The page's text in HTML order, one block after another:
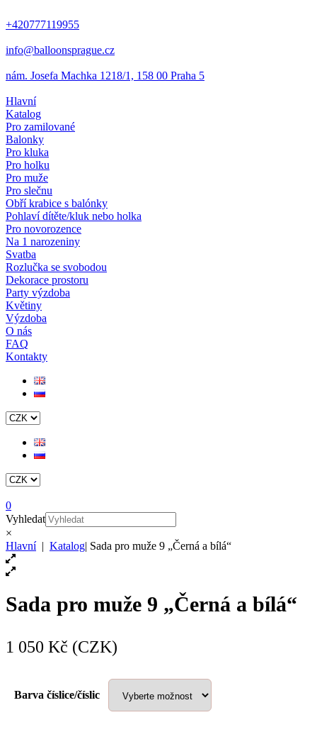
+420777119955
info@balloonsprague.cz
nám. Josefa Machka 1218/1, 158 00 Praha 5
Hlavní
Katalog
Pro zamilované
Balonky
Pro kluka
Pro holku
Pro muže
Pro slečnu
Obří krabice s balónky
Pohlaví dítěte/kluk nebo holka
Pro novorozence
Na 1 narozeniny
Svatba
Rozlučka se svobodou
Dekorace prostoru
Party výzdoba
Květiny
Výzdoba
O nás
FAQ
Kontakty
0
Vyhledat
×
Hlavní | Katalog| Sada pro muže 9 „Černá a bílá“
Sada pro muže 9 „Černá a bílá“
1 050 Kč (CZK)
Barva číslice/číslic